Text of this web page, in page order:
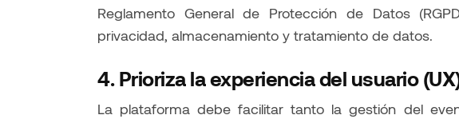
Reglamento General de Protección de Datos
privacidad, almacenamiento y tratamiento de datos.
4. Prioriza la experiencia del usuario
La plataforma debe facilitar tanto la gestión del